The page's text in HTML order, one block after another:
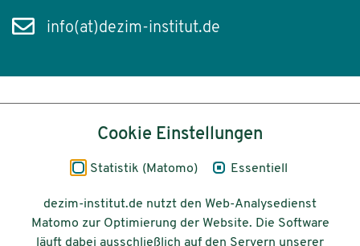
info(at)dezim-institut.de
Impressum
Datenschutz
Barrierefreiheit
Cookie Einstellungen
Statistik (Matomo) Essentiell
dezim-institut.de nutzt den Web-Analysedienst
Matomo zur Optimierung der Website. Die Software
läuft dabei ausschließlich auf den Servern unserer